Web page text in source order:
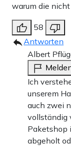
warum die
58
Antworten
Albert
Ich
unserem
auch zwei
vollständig
Paketshop
abgeholt